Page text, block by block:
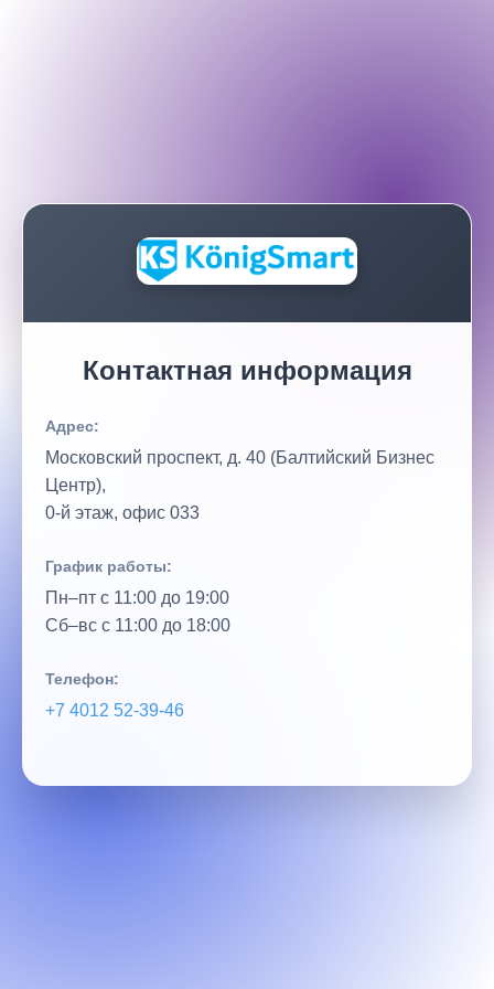
Контактная информация
Адрес:
Московский проспект, д. 40 (Балтийский Бизнес
Центр),
0‑й этаж, офис 033
График работы:
Пн–пт с 11:00 до 19:00
Сб–вс с 11:00 до 18:00
Телефон:
+7 4012 52‑39‑46